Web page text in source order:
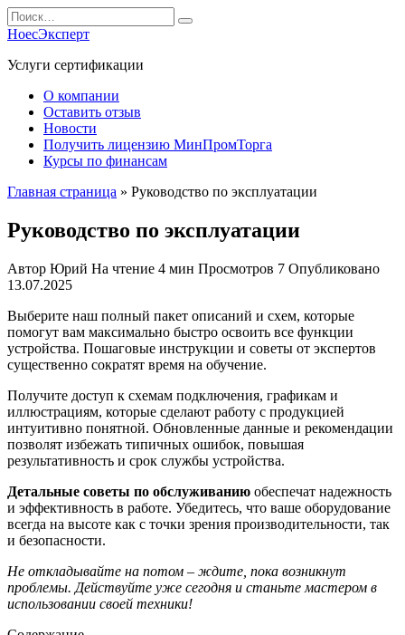
Перейти
к
содержанию
Search
for:
НоесЭксперт
Услуги сертификации
О компании
Оставить отзыв
Новости
Получить лицензию МинПромТорга
Курсы по финансам
Главная страница » Руководство по эксплуатации
Руководство по эксплуатации
Автор Юрий На чтение 4 мин Просмотров 7 Опубликовано
13.07.2025
Выберите наш полный пакет описаний и схем, которые
помогут вам максимально быстро освоить все функции
устройства. Пошаговые инструкции и советы от экспертов
существенно сократят время на обучение.
Получите доступ к схемам подключения, графикам и
иллюстрациям, которые сделают работу с продукцией
интуитивно понятной. Обновленные данные и рекомендации
позволят избежать типичных ошибок, повышая
результативность и срок службы устройства.
Детальные советы по обслуживанию обеспечат надежность
и эффективность в работе. Убедитесь, что ваше оборудование
всегда на высоте как с точки зрения производительности, так
и безопасности.
Не откладывайте на потом – ждите, пока возникнут
проблемы. Действуйте уже сегодня и станьте мастером в
использовании своей техники!